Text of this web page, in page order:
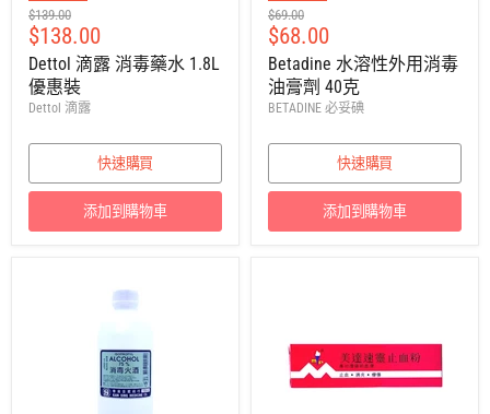
建
議
零
售
價
$139.00
售
價
$138.00
Dettol 滴露 消毒藥水 1.8L
優惠裝
Dettol 滴露
快速購買
添加到購物車
建
議
零
售
價
$69.00
售
價
$68.00
Betadine 水溶性外用消毒
油膏劑 40克
BETADINE 必妥碘
快速購買
添加到購物車